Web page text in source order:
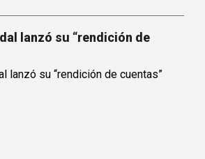
lanzó su “rendición de